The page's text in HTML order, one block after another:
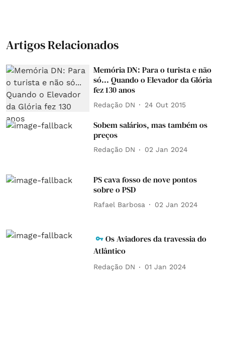
Artigos Relacionados
Memória DN: Para o turista e não
só... Quando o Elevador da Glória
fez 130 anos
Redação DN 24 Out 2015
Sobem salários, mas também os
preços
Redação DN 02 Jan 2024
PS cava fosso de nove pontos
sobre o PSD
Rafael Barbosa 02 Jan 2024
Os Aviadores da travessia do
Atlântico
Redação DN 01 Jan 2024